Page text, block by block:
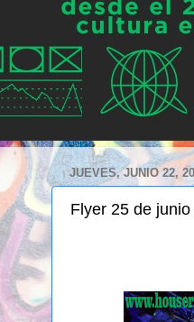
JUEVES, JUNIO 22,
Flyer 25 de junio